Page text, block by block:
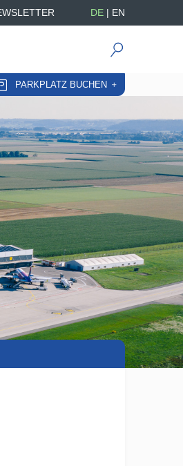
DE | EN
PARKPLATZ BUCHEN